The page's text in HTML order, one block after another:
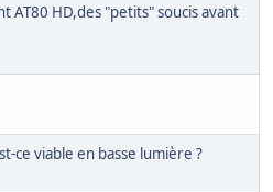
AT80 HD,des "petits" soucis avant
ce viable en basse lumière ?